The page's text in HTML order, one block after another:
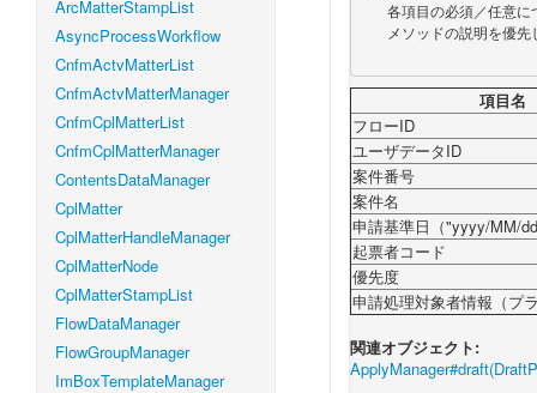
ArcMatterStampList
AsyncProcessWorkflow
CnfmActvMatterList
CnfmActvMatterManager
CnfmCplMatterList
CnfmCplMatterManager
ContentsDataManager
CplMatter
CplMatterHandleManager
CplMatterNode
CplMatterStampList
FlowDataManager
FlowGroupManager
ImBoxTemplateManager
項目名
フローID
ユーザデータID
案件番号
案件名
申請基準日（"yyyy/MM/
起票者コード
優先度
申請処理対象者情報（プ
関連オブジェクト: